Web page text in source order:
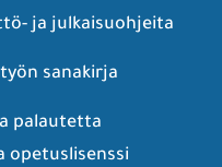
ja julkaisuohjeita
sanakirja
palautetta
opetuslisenssi